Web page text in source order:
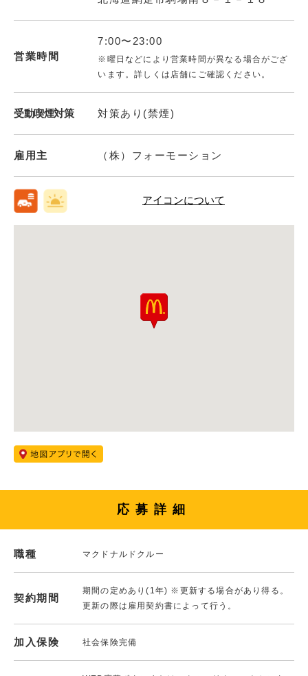
営業時間
7:00〜23:00
※曜日などにより営業時間が異なる場合がござ
います。詳しくは店舗にご確認ください。
受動喫煙対策 対策あり(禁煙)
雇用主 （株）フォーモーション
アイコンについて
応募詳細
職種 マクドナルドクルー
契約期間
期間の定めあり(1年) ※更新する場合があり得る。
更新の際は雇用契約書によって行う。
加入保険 社会保険完備